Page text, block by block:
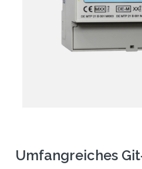
Umfangreiches